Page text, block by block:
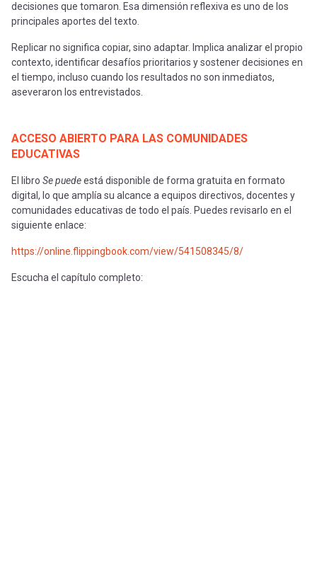
decisiones que tomaron. Esa dimensión reflexiva es uno de los
principales aportes del texto.
Replicar no significa copiar, sino adaptar. Implica analizar el propio
contexto, identificar desafíos prioritarios y sostener decisiones en
el tiempo, incluso cuando los resultados no son inmediatos,
aseveraron los entrevistados.
ACCESO ABIERTO PARA LAS COMUNIDADES
EDUCATIVAS
El libro Se puedeestá disponible de forma gratuita en formato
digital, lo que amplía su alcance a equipos directivos, docentes y
comunidades educativas de todo el país. Puedes revisarlo en el
siguiente enlace:
https://online.flippingbook.com/view/541508345/8/
Escucha el capítulo completo: